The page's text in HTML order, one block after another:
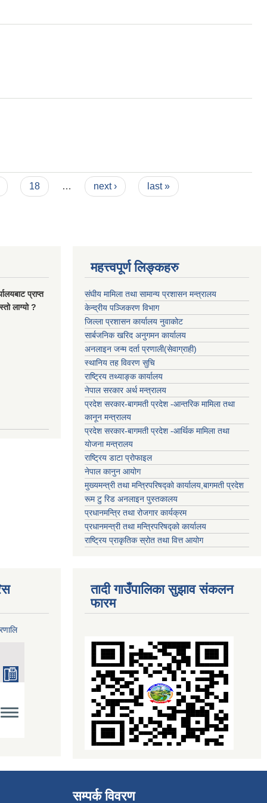
18 … next › last »
प्राप्त
लाग्यो ?
महत्त्वपूर्ण लिङ्कहरु
संघीय मामिला तथा सामान्य प्रशासन मन्त्रालय
केन्द्रीय पञ्जिकरण विभाग
जिल्ला प्रशासन कार्यालय नुवाकोट
सार्बजनिक खरिद अनुगमन कार्यालय
अनलाइन जन्म दर्ता प्रणाली(सेवाग्राही)
स्थानिय तह विवरण सुचि
राष्ट्रिय तथ्याङ्क कार्यालय
नेपाल सरकार अर्थ मन्त्रालय
प्रदेश सरकार-बागमती प्रदेश -आन्तरिक मामिला तथा
कानून मन्त्रालय
प्रदेश सरकार-बागमती प्रदेश -आर्थिक मामिला तथा
योजना मन्त्रालय
राष्ट्रिय डाटा प्रोफाइल
नेपाल कानुन आयोग
मुख्यमन्त्री तथा मन्त्रिपरिषद्को कार्यालय,बागमती प्रदेश
रूम टु रिड अनलाइन पुस्तकालय
प्रधानमन्त्रि तथा रोजगार कार्यक्रम
प्रधानमन्त्री तथा मन्त्रिपरिषद्को कार्यालय
राष्ट्रिय प्राकृतिक स्रोत तथा वित्त आयोग
तादी गाउँपालिका सुझाव संकलन
फारम
सम्पर्क विवरण